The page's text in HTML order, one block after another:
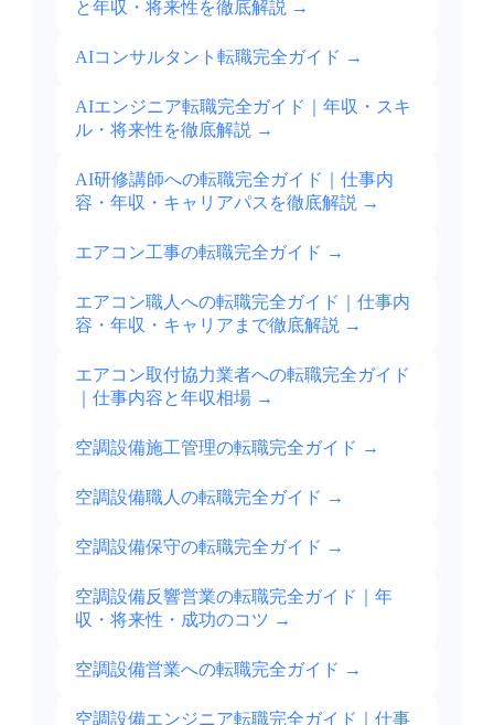
と年収・将来性を徹底解説 →
AIコンサルタント転職完全ガイド →
AIエンジニア転職完全ガイド｜年収・スキ
ル・将来性を徹底解説 →
AI研修講師への転職完全ガイド｜仕事内
容・年収・キャリアパスを徹底解説 →
エアコン工事の転職完全ガイド →
エアコン職人への転職完全ガイド｜仕事内
容・年収・キャリアまで徹底解説 →
エアコン取付協力業者への転職完全ガイド
｜仕事内容と年収相場 →
空調設備施工管理の転職完全ガイド →
空調設備職人の転職完全ガイド →
空調設備保守の転職完全ガイド →
空調設備反響営業の転職完全ガイド｜年
収・将来性・成功のコツ →
空調設備営業への転職完全ガイド →
空調設備エンジニア転職完全ガイド｜仕事